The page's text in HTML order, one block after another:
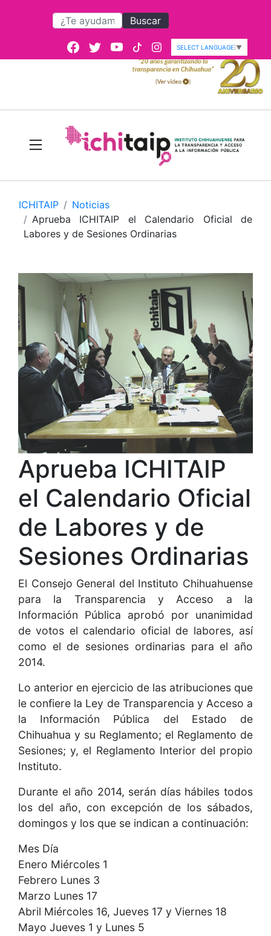
Buscar
SELECT LANGUAGE ▼
ICHITAIP
Noticias
Aprueba ICHITAIP el Calendario Oficial de
Labores y de Sesiones Ordinarias
Aprueba ICHITAIP
el Calendario Oficial
de Labores y de
Sesiones Ordinarias
El Consejo General del Instituto Chihuahuense
para la Transparencia y Acceso a la
Información Pública aprobó por unanimidad
de votos el calendario oficial de labores, así
como el de sesiones ordinarias para el año
2014.
Lo anterior en ejercicio de las atribuciones que
le confiere la Ley de Transparencia y Acceso a
la Información Pública del Estado de
Chihuahua y su Reglamento; el Reglamento de
Sesiones; y, el Reglamento Interior del propio
Instituto.
Durante el año 2014, serán días hábiles todos
los del año, con excepción de los sábados,
domingos y los que se indican a continuación:
Mes Día
Enero Miércoles 1
Febrero Lunes 3
Marzo Lunes 17
Abril Miércoles 16, Jueves 17 y Viernes 18
Mayo Jueves 1 y Lunes 5